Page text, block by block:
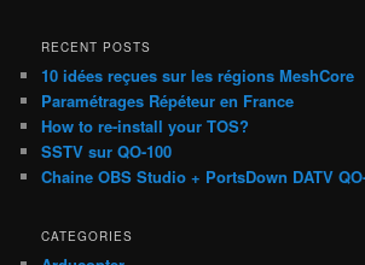
RECENT POSTS
10 idées reçues sur les régions MeshCore
Paramétrages Répéteur en France
How to re-install your TOS?
SSTV sur QO-100
Chaine OBS Studio + PortsDown DATV
CATEGORIES